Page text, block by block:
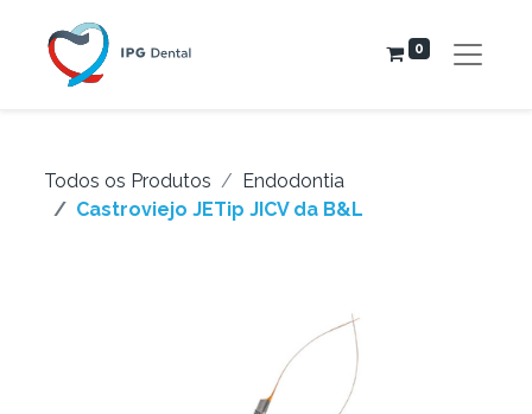
0
Todos os Produtos
Endodontia
Castroviejo JETip JICV da B&L